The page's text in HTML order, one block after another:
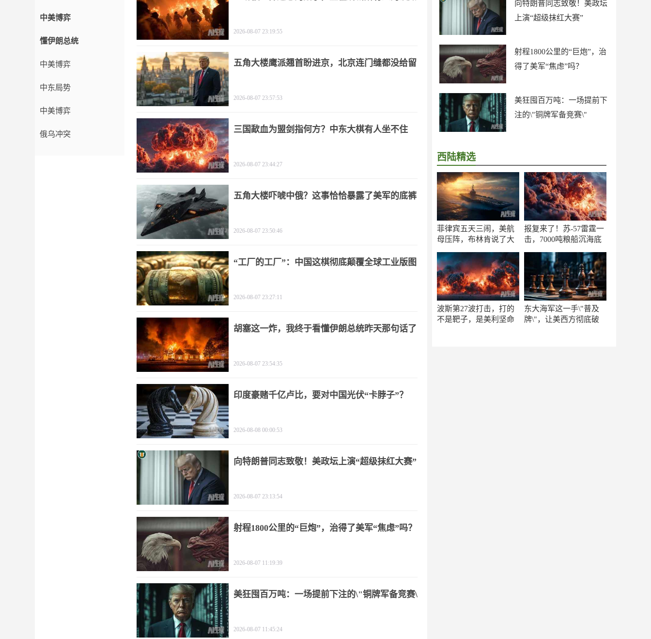
向特朗普同志致敬！美政坛
上演“超级抹红大赛”
射程1800公里的“巨炮”，治
得了美军“焦虑”吗？
美狂囤百万吨：一场提前下
注的\"铜牌军备竞赛\"
西陆精选
菲律宾五天三闹，美航
母压阵，布林肯说了大
报复来了！苏-57雷霆一
击，7000吨粮船沉海底
波斯第27波打击，打的
不是靶子，是美利坚命
东大海军这一手\"普及
牌\"，让美西方彻底破
中美博弈
懂伊朗总统
中美博弈
中东局势
中美博弈
俄乌冲突
2026-08-07 23:19:55
五角大楼鹰派翘首盼进京，北京连门缝都没给留
2026-08-07 23:57:53
三国歃血为盟剑指何方？中东大棋有人坐不住
2026-08-07 23:44:27
五角大楼吓唬中俄？这事恰恰暴露了美军的底裤
2026-08-07 23:50:46
“工厂的工厂”：中国这棋彻底颠覆全球工业版图
2026-08-07 23:27:11
胡塞这一炸，我终于看懂伊朗总统昨天那句话了
2026-08-07 23:54:35
印度豪赌千亿卢比，要对中国光伏“卡脖子”？
2026-08-08 00:00:53
向特朗普同志致敬！美政坛上演“超级抹红大赛”
2026-08-07 23:13:54
射程1800公里的“巨炮”，治得了美军“焦虑”吗？
2026-08-07 11:19:39
美狂囤百万吨：一场提前下注的\"铜牌军备竞赛\"
2026-08-07 11:45:24